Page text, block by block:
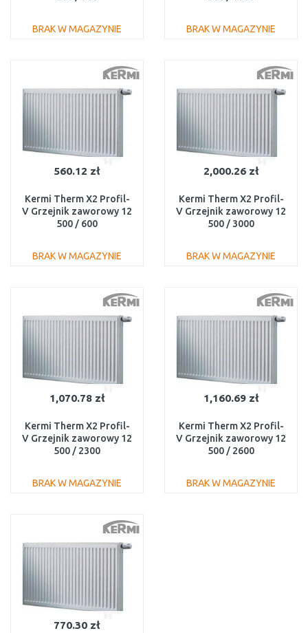
BRAK W MAGAZYNIE
Do porównania
BRAK W MAGAZYNIE
Do porównania
560.12 zł
Kermi Therm X2 Profil-
V Grzejnik zaworowy 12
500 / 600
BRAK W MAGAZYNIE
Do porównania
2,000.26 zł
Kermi Therm X2 Profil-
V Grzejnik zaworowy 12
500 / 3000
BRAK W MAGAZYNIE
Do porównania
1,070.78 zł
Kermi Therm X2 Profil-
V Grzejnik zaworowy 12
500 / 2300
BRAK W MAGAZYNIE
Do porównania
1,160.69 zł
Kermi Therm X2 Profil-
V Grzejnik zaworowy 12
500 / 2600
BRAK W MAGAZYNIE
770.30 zł